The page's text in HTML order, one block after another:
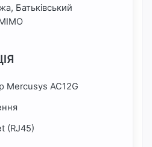
Батьківський
Mercusys AC12G
(RJ45)